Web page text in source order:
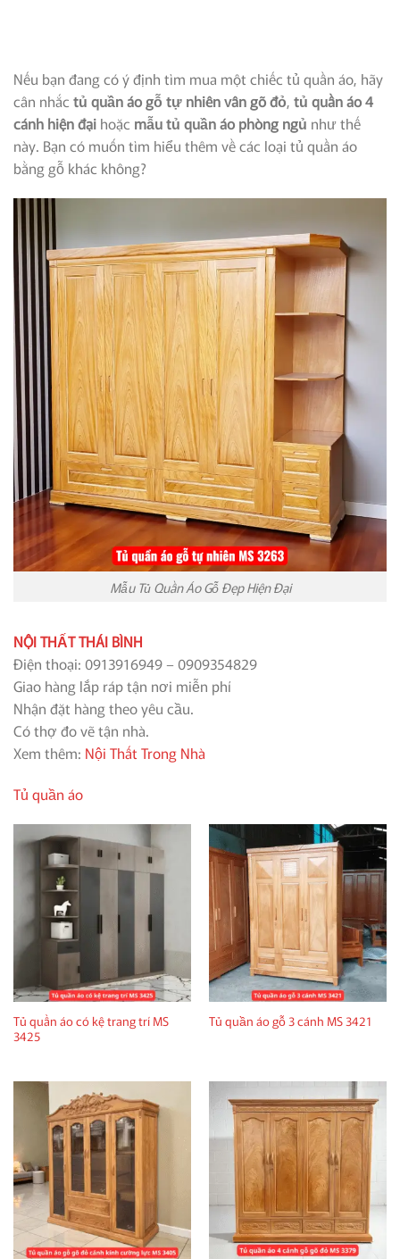
Nếu bạn đang có ý định tìm mua một chiếc tủ quần áo, hãy
cân nhắc tủ quần áo gỗ tự nhiên vân gõ đỏ, tủ quần áo 4
cánh hiện đại hoặc mẫu tủ quần áo phòng ngủ như thế
này. Bạn có muốn tìm hiểu thêm về các loại tủ quần áo
bằng gỗ khác không?
Mẫu Tủ Quần Áo Gỗ Đẹp Hiện Đại
NỘI THẤT THÁI BÌNH
Điện thoại: 0913916949 – 0909354829
Giao hàng lắp ráp tận nơi miễn phí
Nhận đặt hàng theo yêu cầu.
Có thợ đo vẽ tận nhà.
Xem thêm: Nội Thất Trong Nhà
Tủ quần áo
Tủ quần áo có kệ trang trí MS
3425
Tủ quần áo gỗ 3 cánh MS 3421